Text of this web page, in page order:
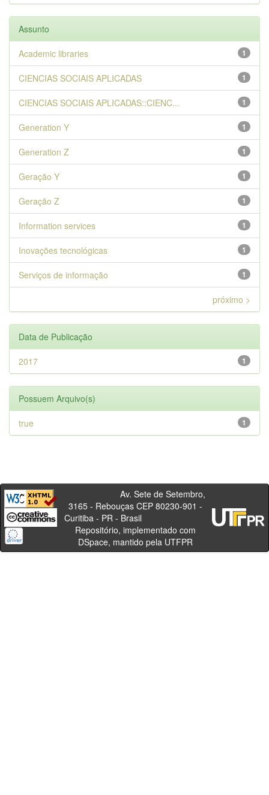
Assunto
1
Academic libraries
1
CIENCIAS SOCIAIS APLICADAS
1
CIENCIAS SOCIAIS APLICADAS::CIENC...
1
Generation Y
1
Generation Z
1
Geração Y
1
Geração Z
1
Information services
1
Inovações tecnológicas
1
Serviços de informação
próximo >
Data de Publicação
1
2017
Possuem Arquivo(s)
1
true
Av. Sete de Setembro,
3165 - Rebouças CEP 80230-901 -
Curitiba - PR - Brasil
Repositório, implementado com
DSpace, mantido pela UTFPR